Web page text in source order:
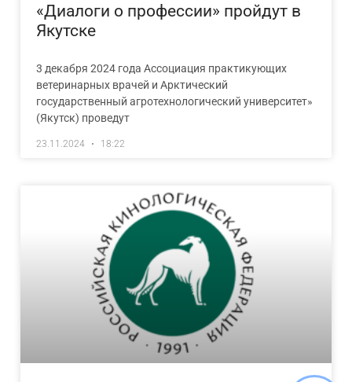
«Диалоги о профессии» пройдут в
Якутске
3 декабря 2024 года Ассоциация практикующих
ветеринарных врачей и Арктический
государственный агротехнологический университет»
(Якутск) проведут
23.11.2024 18:22